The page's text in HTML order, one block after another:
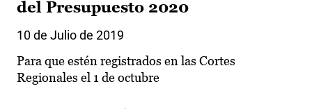
del Presupuesto 2020
10 de Julio de 2019
Para que estén registrados en las Cortes
Regionales el 1 de octubre